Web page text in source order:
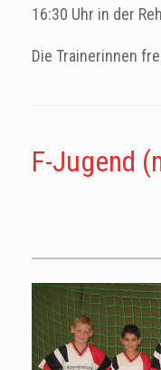
16:30 Uhr in der
Die Trainerinnen
F-Jugend